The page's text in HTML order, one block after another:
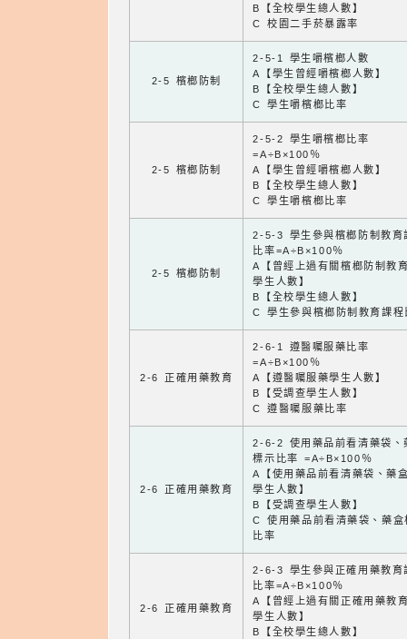
B【全校學生總人數】
C 校園二手菸暴露率
2-5 檳榔防制
2-5-1 學生嚼檳榔人數
A【學生曾經嚼檳榔人數】
B【全校學生總人數】
C 學生嚼檳榔比率
2-5 檳榔防制
2-5-2 學生嚼檳榔比率
=A÷B×100％
A【學生曾經嚼檳榔人數】
B【全校學生總人數】
C 學生嚼檳榔比率
2-5 檳榔防制
2-5-3 學生參與檳榔防制教育
比率=A÷B×100％
A【曾經上過有關檳榔防制教
學生人數】
B【全校學生總人數】
C 學生參與檳榔防制教育課程
2-6 正確用藥教育
2-6-1 遵醫囑服藥比率
=A÷B×100％
A【遵醫囑服藥學生人數】
B【受調查學生人數】
C 遵醫囑服藥比率
2-6 正確用藥教育
2-6-2 使用藥品前看清藥袋、
標示比率 =A÷B×100％
A【使用藥品前看清藥袋、藥
學生人數】
B【受調查學生人數】
C 使用藥品前看清藥袋、藥盒
比率
2-6 正確用藥教育
2-6-3 學生參與正確用藥教育
比率=A÷B×100％
A【曾經上過有關正確用藥教
學生人數】
B【全校學生總人數】